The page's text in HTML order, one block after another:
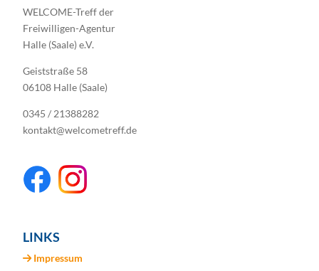
WELCOME-Treff der
Freiwilligen-Agentur
Halle (Saale) e.V.
Geiststraße 58
06108 Halle (Saale)
0345 / 21388282
kontakt@welcometreff.de
LINKS
Impressum